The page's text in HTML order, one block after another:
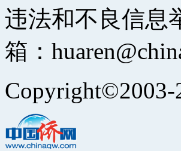
违法和不良信息
箱：
Copyright©2003-